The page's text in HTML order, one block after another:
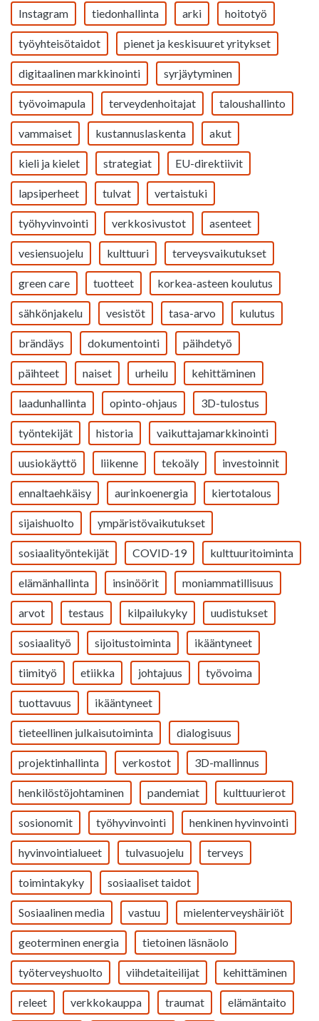
Instagram tiedonhallinta arki hoitotyö
työyhteisötaidot pienet ja keskisuuret yritykset
digitaalinen markkinointi syrjäytyminen
työvoimapula terveydenhoitajat taloushallinto
vammaiset kustannuslaskenta akut
kieli ja kielet strategiat EU-direktiivit
lapsiperheet tulvat vertaistuki
työhyvinvointi verkkosivustot asenteet
vesiensuojelu kulttuuri terveysvaikutukset
green care tuotteet korkea-asteen koulutus
sähkönjakelu vesistöt tasa-arvo kulutus
brändäys dokumentointi päihdetyö
päihteet naiset urheilu kehittäminen
laadunhallinta opinto-ohjaus 3D-tulostus
työntekijät historia vaikuttajamarkkinointi
uusiokäyttö liikenne tekoäly investoinnit
ennaltaehkäisy aurinkoenergia kiertotalous
sijaishuolto ympäristövaikutukset
sosiaalityöntekijät COVID-19 kulttuuritoiminta
elämänhallinta insinöörit moniammatillisuus
arvot testaus kilpailukyky uudistukset
sosiaalityö sijoitustoiminta ikääntyneet
tiimityö etiikka johtajuus työvoima
tuottavuus ikääntyneet
tieteellinen julkaisutoiminta dialogisuus
projektinhallinta verkostot 3D-mallinnus
henkilöstöjohtaminen pandemiat kulttuurierot
sosionomit työhyvinvointi henkinen hyvinvointi
hyvinvointialueet tulvasuojelu terveys
toimintakyky sosiaaliset taidot
Sosiaalinen media vastuu mielenterveyshäiriöt
geoterminen energia tietoinen läsnäolo
työterveyshuolto viihdetaiteilijat kehittäminen
releet verkkokauppa traumat elämäntaito